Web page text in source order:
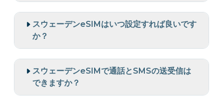
スウェーデンeSIMはいつ設定すれば良いです
か？
スウェーデンeSIMで通話とSMSの送受信は
できますか？